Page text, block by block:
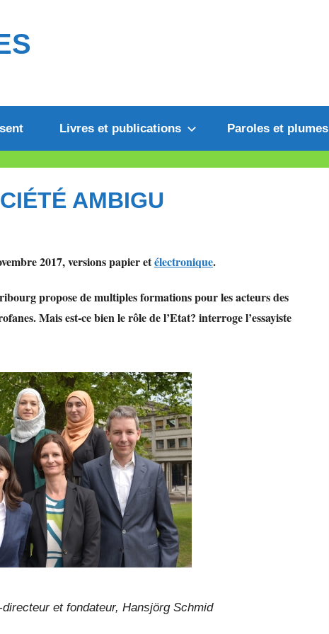
Livres et publications Paroles et plumes
AMBIGU
2017, versions papier etélectronique.
propose de multiples formations pour les acteurs des
Mais est-ce bien le rôle de l’Etat? interroge l’essayiste
et fondateur, Hansjörg Schmid